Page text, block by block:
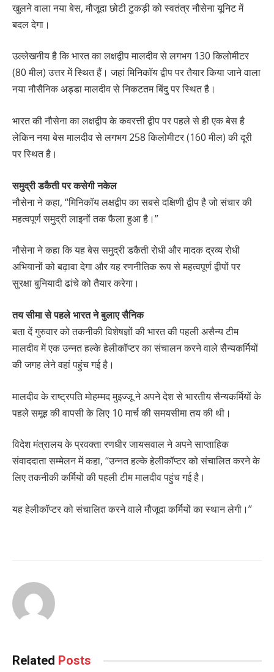
खुलने वाला नया बेस, मौजूदा छोटी टुकड़ी को स्वतंत्र नौसेना यूनिट में
बदल देगा।
उल्लेखनीय है कि भारत का लक्षद्वीप मालदीव से लगभग 130 किलोमीटर
(80 मील) उत्तर में स्थित हैं। जहां मिनिकॉय द्वीप पर तैयार किया जाने वाला
नया नौसैनिक अड्डा मालदीव से निकटतम बिंदु पर स्थित है।
भारत की नौसेना का लक्षद्वीप के कवरत्ती द्वीप पर पहले से ही एक बेस है
लेकिन नया बेस मालदीव से लगभग 258 किलोमीटर (160 मील) की दूरी
पर स्थित है।
समुद्री डकैती पर कसेगी नकेल
नौसेना ने कहा, “मिनिकॉय लक्षद्वीप का सबसे दक्षिणी द्वीप है जो संचार की
महत्वपूर्ण समुद्री लाइनों तक फैला हुआ है।”
नौसेना ने कहा कि यह बेस समुद्री डकैती रोधी और मादक द्रव्य रोधी
अभियानों को बढ़ावा देगा और यह रणनीतिक रूप से महत्वपूर्ण द्वीपों पर
सुरक्षा बुनियादी ढांचे को तैयार करेगा।
तय सीमा से पहले भारत ने बुलाए सैनिक
बता दें गुरुवार को तकनीकी विशेषज्ञों की भारत की पहली असैन्य टीम
मालदीव में एक उन्नत हल्के हेलीकॉप्टर का संचालन करने वाले सैन्यकर्मियों
की जगह लेने वहां पहुंच गई है।
मालदीव के राष्ट्रपति मोहम्मद मुइज्जू ने अपने देश से भारतीय सैन्यकर्मियों के
पहले समूह की वापसी के लिए 10 मार्च की समयसीमा तय की थी।
विदेश मंत्रालय के प्रवक्ता रणधीर जायसवाल ने अपने साप्ताहिक
संवाददाता सम्मेलन में कहा, ‘‘उन्नत हल्के हेलीकॉप्टर को संचालित करने के
लिए तकनीकी कर्मियों की पहली टीम मालदीव पहुंच गई है।
यह हेलीकॉप्टर को संचालित करने वाले मौजूदा कर्मियों का स्थान लेगी।’’
Related Posts